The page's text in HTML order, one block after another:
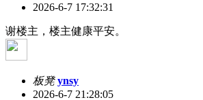
2026-6-7 17:32:31
谢楼主，楼主健康平安。
板凳 ynsy
2026-6-7 21:28:05